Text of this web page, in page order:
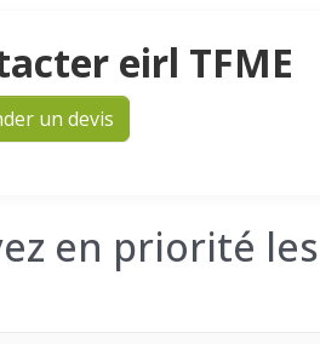
eirl TFME
un devis
en priorité